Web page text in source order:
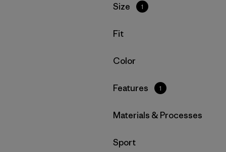
Filtrar por
Size 1
Filtrar por
Fit
Filtrar por
Color
Filtrar por
Features 1
Filtrar por
Materials & Processes
Filtrar por
Sport